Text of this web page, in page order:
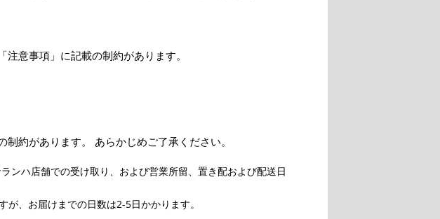
意事項」に記載の制約があります。
約があります。 あらかじめご了承ください。
ンハ店舗での受け取り、および営業所留、置き配および配送日
が、お届けまでの日数は2-5日かかります。